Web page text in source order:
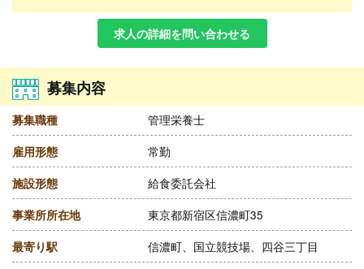
求人の詳細を問い合わせる
募集内容
募集職種 管理栄養士
雇用形態 常勤
施設形態 給食委託会社
事業所所在地 東京都新宿区信濃町35
最寄り駅 信濃町、国立競技場、四谷三丁目